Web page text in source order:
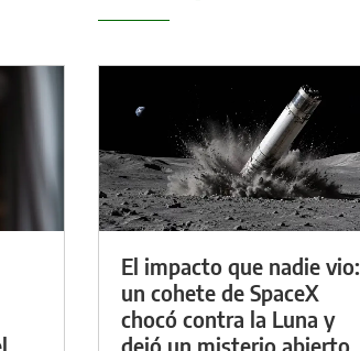
El impacto que nadie vio:
un cohete de SpaceX
chocó contra la Luna y
dejó un misterio abierto